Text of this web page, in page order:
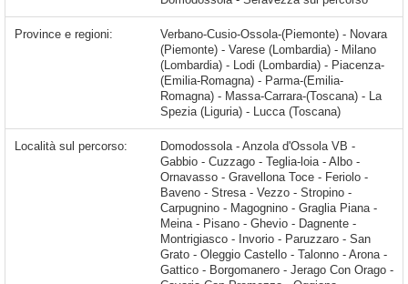
Province e regioni:
Verbano-Cusio-Ossola-(Piemonte) - Novara
(Piemonte) - Varese (Lombardia) - Milano
(Lombardia) - Lodi (Lombardia) - Piacenza-
(Emilia-Romagna) - Parma-(Emilia-
Romagna) - Massa-Carrara-(Toscana) - La
Spezia (Liguria) - Lucca (Toscana)
Località sul percorso: Domodossola - Anzola d'Ossola VB - Gabbio - Cuzzago - Teglia-loia - Albo - Ornavasso - Gravellona Toce - Feriolo - Baveno - Stresa - Vezzo - Stropino - Carpugnino - Magognino - Graglia Piana - Meina - Pisano - Ghevio - Dagnente - Montrigiasco - Invorio - Paruzzaro - San Grato - Oleggio Castello - Talonno - Arona - Gattico - Borgomanero - Jerago Con Orago - Cavaria Con Premezzo - Oggiona - Gallarate - Solbiate Arno - Santo Stefano - Cassano Magnago - Fagnano Olona - Solbiate Olona